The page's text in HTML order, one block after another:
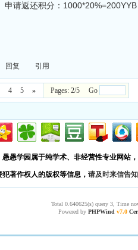
申请返还积分：1000*20%=200YYB
回复 引用
4 5 » Pages: 2/5 Go
愚愚学园属于纯学术、非经营性专业网站
犯著作权人的版权等信息， 请及时来信告知
Total 0.640625(s) query 3, Time
Powered by PHPWind v7.0